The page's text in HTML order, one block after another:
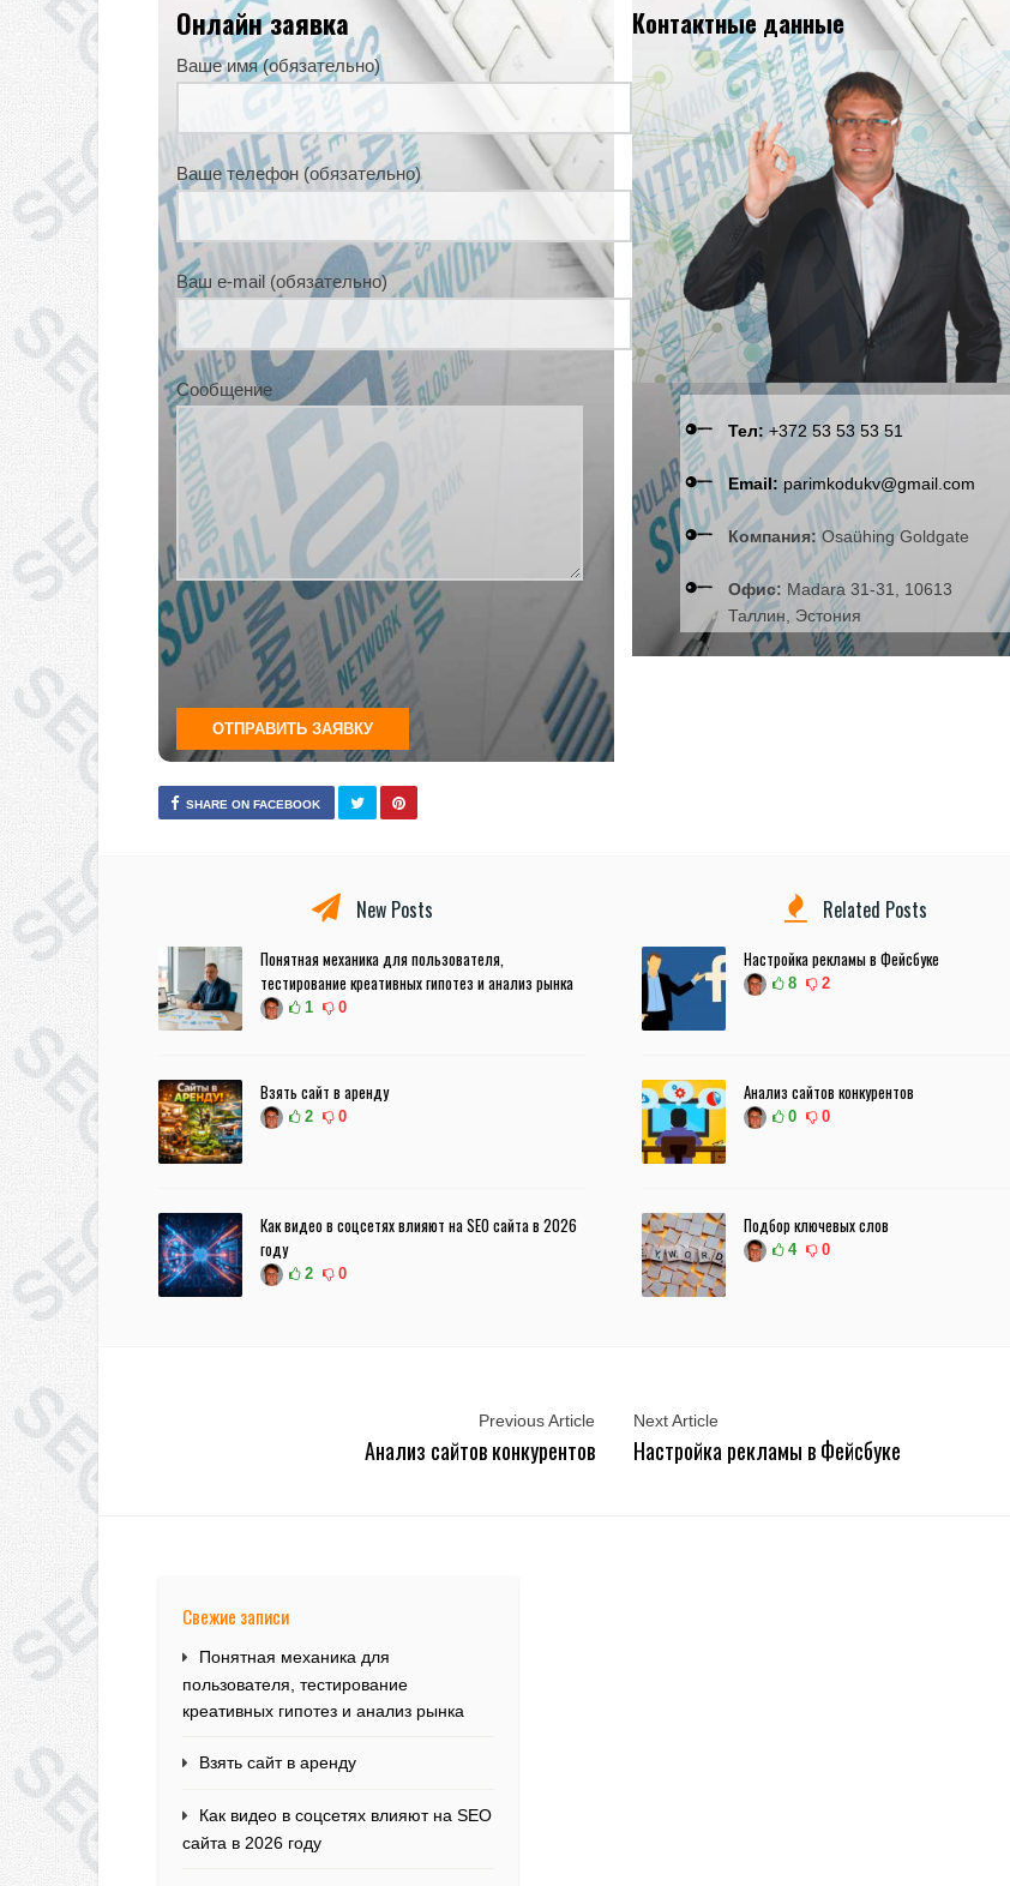
Онлайн заявка
Ваше имя (обязательно)
Ваше телефон (обязательно)
Ваш e-mail (обязательно)
Сообщение
Контактные данные
Тел: +372 53 53 53 51
Email: parimkodukv@gmail.com
Компания: Osaühing Goldgate
Офис: Madara 31-31, 10613
Таллин, Эстония
SHARE ON FACEBOOK
New Posts
Понятная механика для пользователя,
тестирование креативных гипотез и анализ рынка
1 0
Взять сайт в аренду
2 0
Как видео в соцсетях влияют на SEO сайта в 2026
году
2 0
Related Posts
Настройка рекламы в Фейсбуке
8 2
Анализ сайтов конкурентов
0 0
Подбор ключевых слов
4 0
Previous Article
Анализ сайтов конкурентов
Next Article
Настройка рекламы в Фейсбуке
Свежие записи
Понятная механика для
пользователя, тестирование
креативных гипотез и анализ рынка
Взять сайт в аренду
Как видео в соцсетях влияют на SEO
сайта в 2026 году